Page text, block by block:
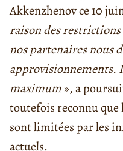
Akkenzhenov ce 10
raison des
nos partenaires nous
approvisionnements.
maximum», a
toutefois reconnu que
sont limitées par les
actuels.